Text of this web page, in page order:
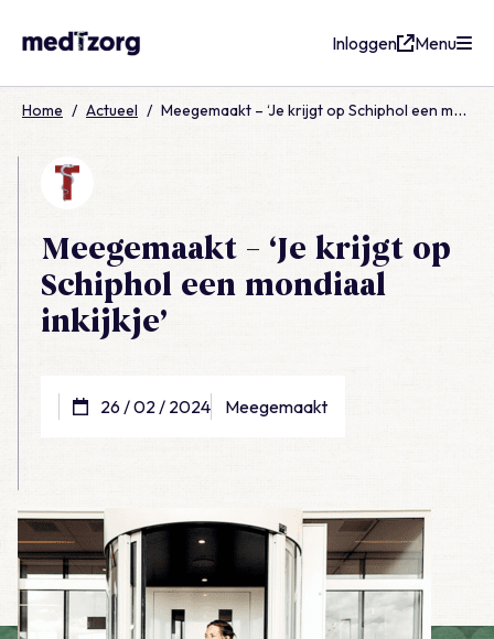
Inloggen Menu
Home / Actueel / Meegemaakt – ‘Je krijgt op Schiphol een mondiaal inkijkje’
Meegemaakt – ‘Je krijgt op
Schiphol een mondiaal
inkijkje’
26 / 02 / 2024 Meegemaakt